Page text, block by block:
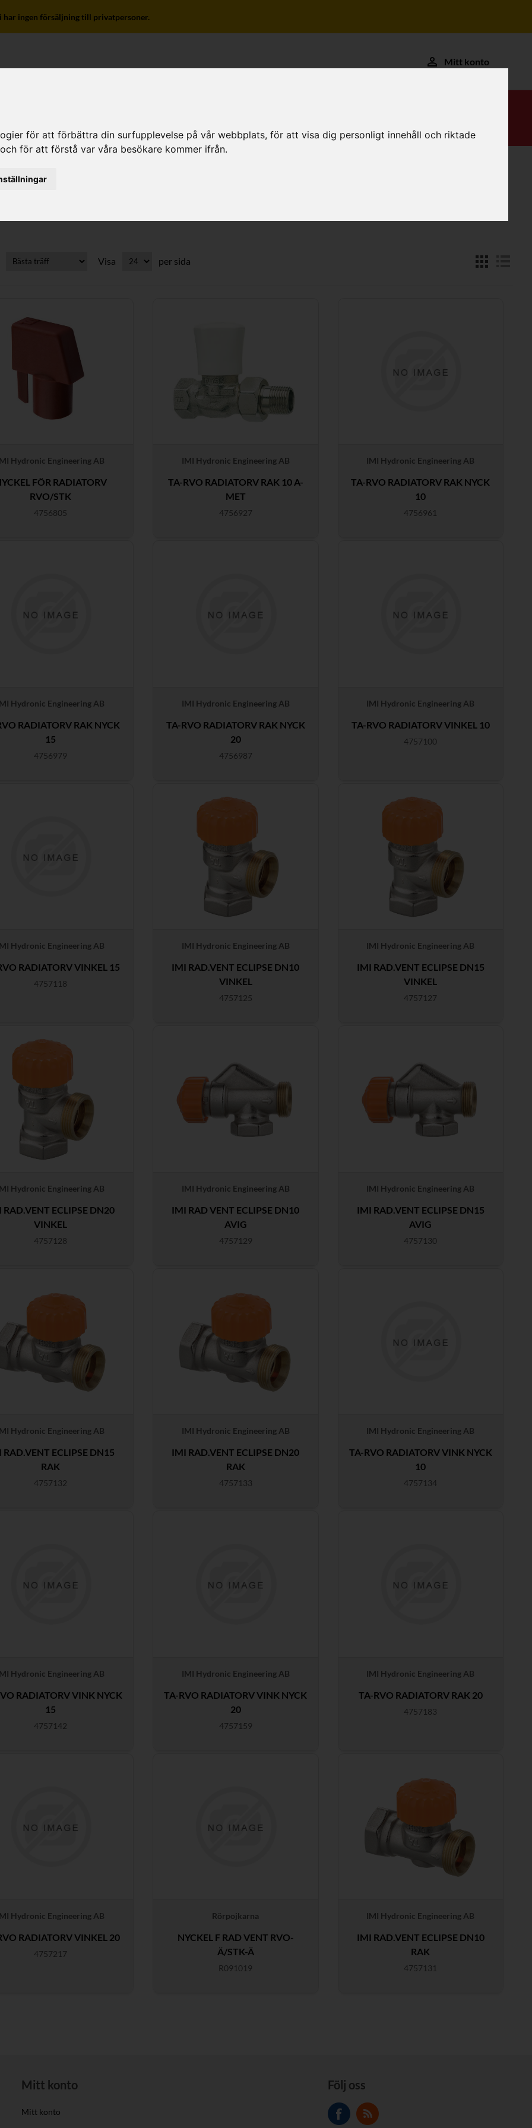
för att förbättra din surfupplevelse på vår webbplats, för att visa dig personligt innehåll och riktade
för att förstå var våra besökare kommer ifrån.
ingen försäljning till privatpersoner.
Mitt konto
Visa per sida
Hydronic Engineering AB
FÖR RADIATORV
RVO/STK
4756805
IMI Hydronic Engineering AB
TA-RVO RADIATORV RAK 10 A-
MET
4756927
IMI Hydronic Engineering AB
TA-RVO RADIATORV RAK NYCK
10
4756961
Hydronic Engineering AB
RADIATORV RAK NYCK
15
4756979
IMI Hydronic Engineering AB
TA-RVO RADIATORV RAK NYCK
20
4756987
IMI Hydronic Engineering AB
TA-RVO RADIATORV VINKEL 10
4757100
Hydronic Engineering AB
RADIATORV VINKEL 15
4757118
IMI Hydronic Engineering AB
IMI RAD.VENT ECLIPSE DN10
VINKEL
4757125
IMI Hydronic Engineering AB
IMI RAD.VENT ECLIPSE DN15
VINKEL
4757127
Hydronic Engineering AB
ECLIPSE DN20
VINKEL
4757128
IMI Hydronic Engineering AB
IMI RAD VENT ECLIPSE DN10
AVIG
4757129
IMI Hydronic Engineering AB
IMI RAD.VENT ECLIPSE DN15
AVIG
4757130
Hydronic Engineering AB
ECLIPSE DN15
RAK
4757132
IMI Hydronic Engineering AB
IMI RAD.VENT ECLIPSE DN20
RAK
4757133
IMI Hydronic Engineering AB
TA-RVO RADIATORV VINK NYCK
10
4757134
Hydronic Engineering AB
RADIATORV VINK NYCK
15
4757142
IMI Hydronic Engineering AB
TA-RVO RADIATORV VINK NYCK
20
4757159
IMI Hydronic Engineering AB
TA-RVO RADIATORV RAK 20
4757183
Hydronic Engineering AB
RADIATORV VINKEL 20
4757217
Rörpojkarna
NYCKEL F RAD VENT RVO-
Ä/STK-Ä
R091019
IMI Hydronic Engineering AB
IMI RAD.VENT ECLIPSE DN10
RAK
4757131
Mitt konto
Mitt konto
Följ oss